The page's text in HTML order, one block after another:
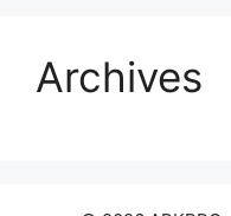
Archives